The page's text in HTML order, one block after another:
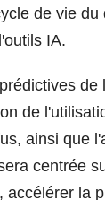
de vie
IA.
de
de
ainsi que
centrée
la